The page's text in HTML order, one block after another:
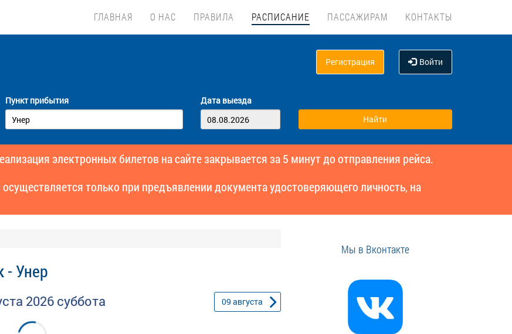
ГЛАВНАЯ О НАС ПРАВИЛА РАСПИСАНИЕ ПАССАЖИРАМ КОНТАКТЫ
Регистрация Войти
Пункт прибытия Дата выезда
электронных билетов на сайте закрывается за 5 минут до отправления рейса.
только при предъявлении документа удостоверяющего личность, на
- Унер
2026 суббота 09 августа
Мы в Вконтакте